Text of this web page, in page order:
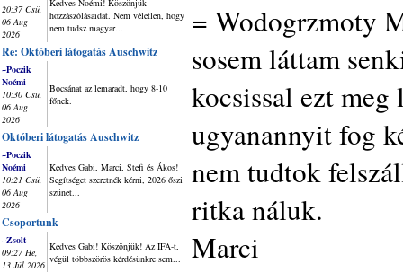
20:37 Csü,
06 Aug
2026
Kedves Noémi! Köszönjük
hozzászólásaidat. Nem véletlen, hogy
nem tudsz magyar...
Re: Októberi látogatás Auschwitz
~Poczik
Noémi
10:30 Csü,
06 Aug
2026
Bocsánat az lemaradt, hogy 8-10
főnek.
Októberi látogatás Auschwitz
~Poczik
Noémi
10:21 Csü,
06 Aug
2026
Kedves Gabi, Marci, Stefi és Ákos!
Segítséget szeretnék kérni, 2026 őszi
szünet...
Csoportunk
~Zsolt
09:27 Hé,
13 Júl 2026
Kedves Gabi! Köszönjük! Az IFA-t,
végül többszörös kérdésünkre sem...
= Wodogrzmoty
sosem láttam
kocsissal ezt
ugyanannyit fog
nem tudtok
ritka náluk.
Marci